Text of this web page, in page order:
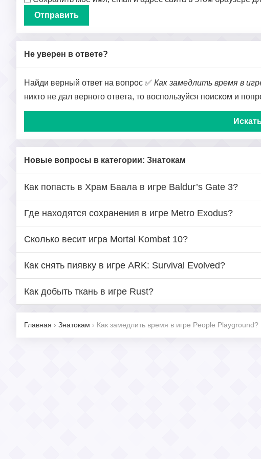
Не уверен в ответе?
Найди верный ответ на вопрос ✅ Как замедлить время в
никто не дал верного ответа, то воспользуйся поиском и
Новые вопросы в категории: Знатокам
Как попасть в Храм Баала в игре Baldur’s Gate 3?
Где находятся сохранения в игре Metro Exodus?
Сколько весит игра Mortal Kombat 10?
Как снять пиявку в игре ARK: Survival Evolved?
Как добыть ткань в игре Rust?
Главная › Знатокам › Как замедлить время в игре People Playground?